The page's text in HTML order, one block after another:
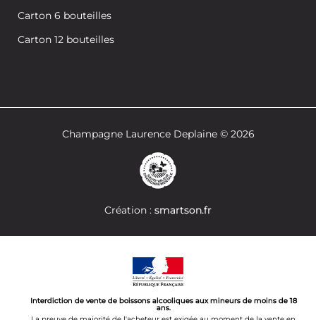
Carton 6 bouteilles
Carton 12 bouteilles
Champagne Laurence Deplaine © 2026
Création : smartson.fr
Interdiction de vente de boissons alcooliques aux mineurs de moins de 18
ans.